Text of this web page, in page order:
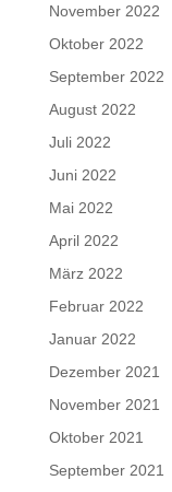
November 2022
Oktober 2022
September 2022
August 2022
Juli 2022
Juni 2022
Mai 2022
April 2022
März 2022
Februar 2022
Januar 2022
Dezember 2021
November 2021
Oktober 2021
September 2021